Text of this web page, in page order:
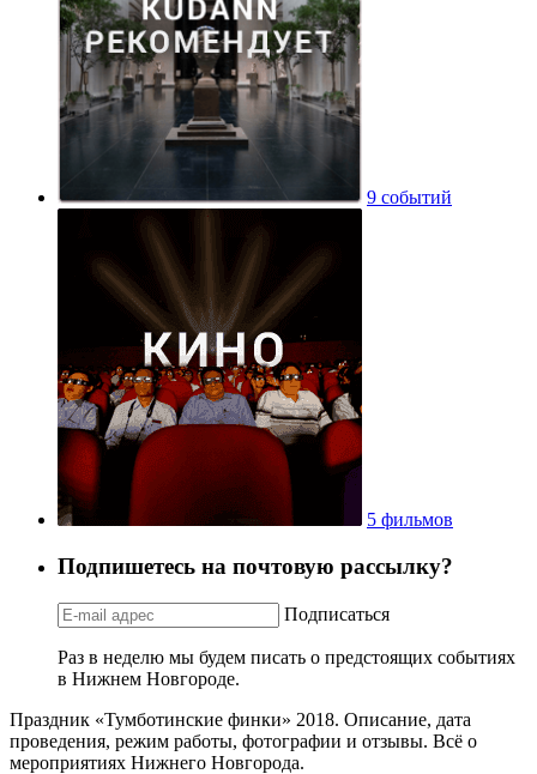
9 событий
5 фильмов
Подпишетесь на почтовую рассылку?
Подписаться
Раз в неделю мы будем писать о предстоящих событиях
в Нижнем Новгороде.
Праздник «Тумботинские финки» 2018. Описание, дата
проведения, режим работы, фотографии и отзывы. Всё о
мероприятиях Нижнего Новгорода.